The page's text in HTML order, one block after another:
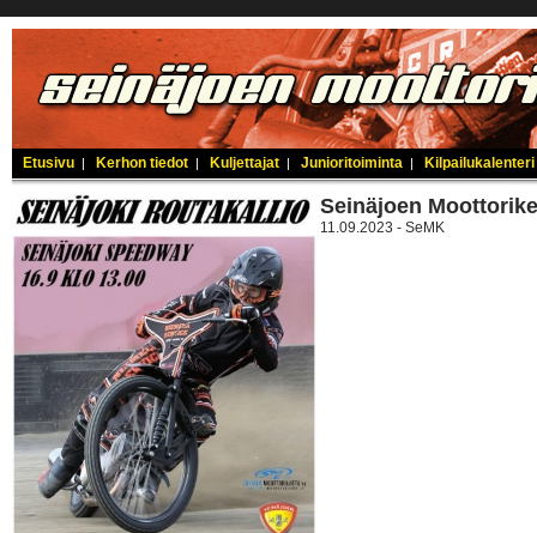
Etusivu | Kerhon tiedot | Kuljettajat | Junioritoiminta | Kilpailukalenteri
Seinäjoen
11.09.2023 - SeMK